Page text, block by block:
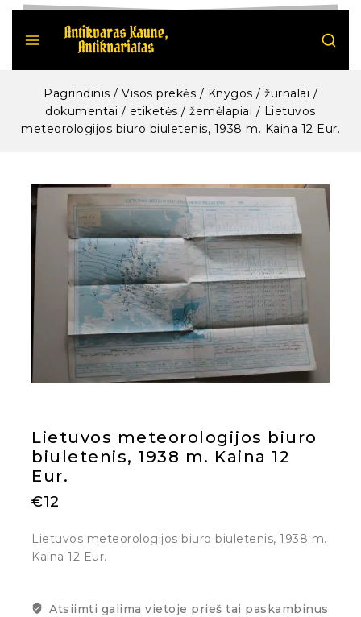
Pagrindinis / Visos prekės / Knygos / žurnalai /
dokumentai / etiketės / žemėlapiai / Lietuvos
meteorologijos biuro biuletenis, 1938 m. Kaina 12 Eur.
Lietuvos meteorologijos biuro
biuletenis, 1938 m. Kaina 12
Eur.
€12
Lietuvos meteorologijos biuro biuletenis, 1938 m.
Kaina 12 Eur.
Atsiimti galima vietoje prieš tai paskambinus